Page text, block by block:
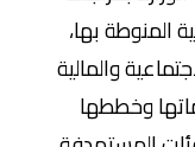
المنوطة بها،
والمالية
وخططها